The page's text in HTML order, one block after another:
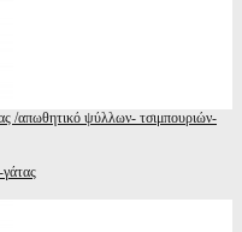
/απωθητικό ψύλλων- τσιμπουριών-